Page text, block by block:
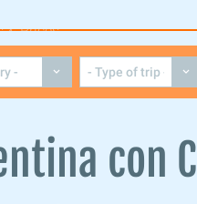
& Prices
con